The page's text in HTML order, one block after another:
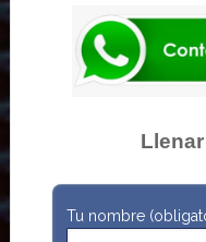
Tu nombre